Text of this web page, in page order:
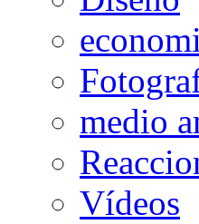
medio
Vídeos